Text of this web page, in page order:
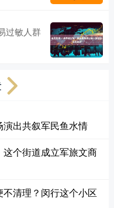
过敏人群
出共叙军民鱼水情
个街道成立军旅文商
清理？闵行这个小区